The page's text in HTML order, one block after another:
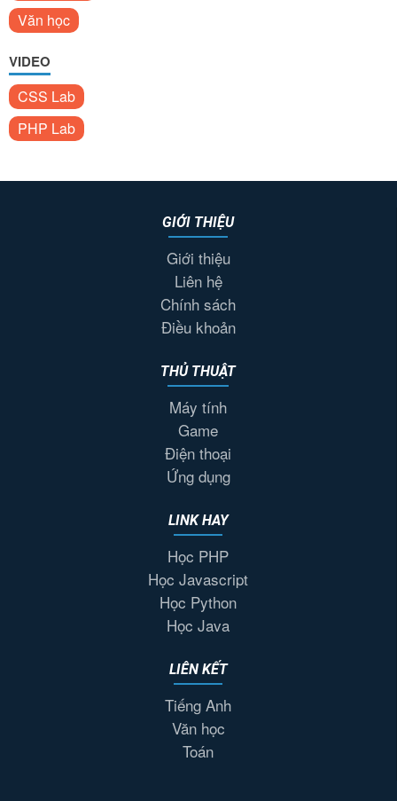
Văn học
VIDEO
CSS Lab
PHP Lab
GIỚI THIỆU
Giới thiệu
Liên hệ
Chính sách
Điều khoản
THỦ THUẬT
Máy tính
Game
Điện thoại
Ứng dụng
LINK HAY
Học PHP
Học Javascript
Học Python
Học Java
LIÊN KẾT
Tiếng Anh
Văn học
Toán